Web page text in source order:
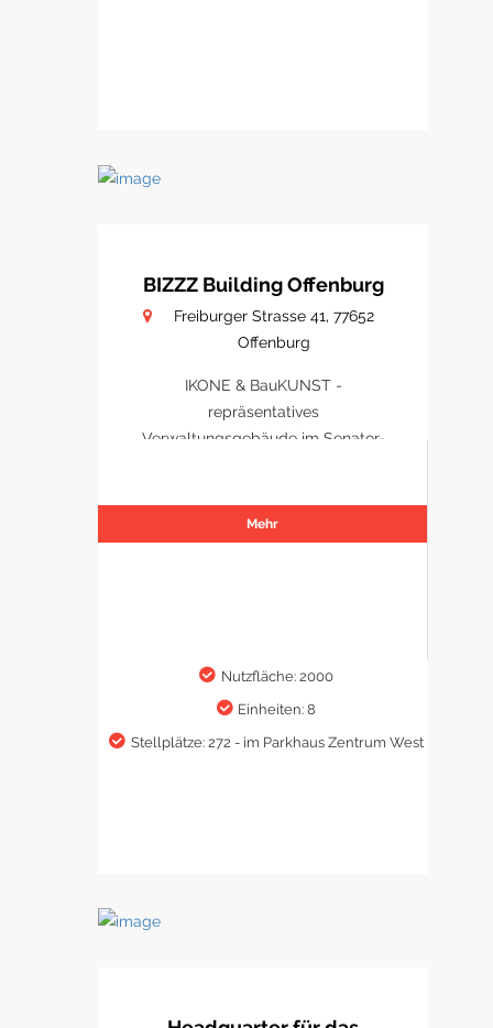
BIZZZ Building Offenburg
Freiburger Strasse 41, 77652
Offenburg
IKONE & BauKUNST -
repräsentatives
Verwaltungsgebäude im Senator-
Mehr
Nutzfläche: 2000
Einheiten: 8
Stellplätze: 272 - im Parkhaus Zentrum West